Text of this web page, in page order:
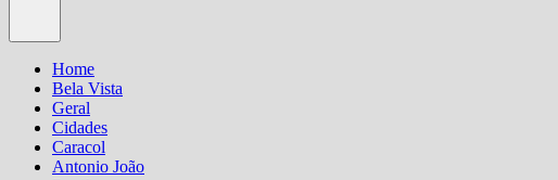
Home
Bela Vista
Geral
Cidades
Caracol
Antonio João